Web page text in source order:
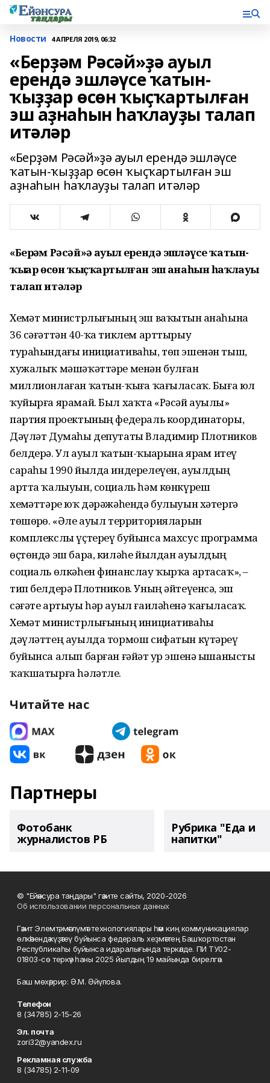
Новости 4 АПРЕЛЯ 2019, 06:32
«Берҙәм Рәсәй»ҙә ауыл
ерендә эшләүсе ҡатын-
ҡыҙҙар өсөн ҡыҫҡартылған
эш аҙнаһын һаҡлауҙы талап
итәләр
«Берҙәм Рәсәй»ҙә ауыл ерендә эшләүсе
ҡатын-ҡыҙҙар өсөн ҡыҫҡартылған эш
аҙнаһын һаҡлауҙы талап итәләр
«Берҙәм Рәсәй»ҙә ауыл ерендә эшләүсе ҡатын-
ҡыҙҙар өсөн ҡыҫҡартылған эш аҙнаһын һаҡлауҙы
талап итәләр
Хеҙмәт министрлығының эш ваҡытын аҙнаһына
36 сәғәттән 40-ҡа тиклем арттырыу
тураһындағы инициативаһы, төп эшенән тыш,
хужалыҡ мәшәҡәттәре менән булған
миллионлаған ҡатын-ҡыҙға ҡағыласаҡ. Быға юл
ҡуйырға ярамай. Был хаҡта «Рәсәй ауылы»
партия проектының федераль координаторы,
Дәүләт Думаһы депутаты Владимир Плотников
белдерә. Ул ауыл ҡатын-ҡыҙҙарына ярҙам итеү
сараһы 1990 йылда индерелеүен, ауылдың
артта ҡалыуын, социаль һәм көнкүреш
хеҙмәттәре юҡ дәрәжәһендә булыуын хәтергә
төшөрҙө. «Әле ауыл территорияларын
комплекслы үҫтереү буйынса махсус программа
өҫтөндә эш бара, киләһе йылдан ауылдың
социаль өлкәһен финанслау ҡырҡа артасаҡ», –
тип белдерә Плотников. Уның әйтеүенсә, эш
сәғәте артыуы һәр ауыл ғаиләһенә ҡағыласаҡ.
Хеҙмәт министрлығының инициативаһы
дәүләттең ауылда тормош сифатын күтәреү
буйынса алып барған ғәйәт ҙур эшенә ышанысты
ҡаҡшатырға һәләтле.
Читайте нас
Партнеры
Фотобанк
журналистов РБ
Рубрика "Еда и
напитки"
© "Ейәнсура таңдары" гәзите сайты, 2020-2026
Об использовании персональных данных
Гәзит Элемтә, мәғлүмәт технологиялары һәм киң коммуникациялар
өлкәһендә күҙәтеү буйынса федераль хеҙмәттең Башҡортостан
Республикаһы буйынса идаралығында теркәлде. ПИ ТУ02-
01803-сө теркәү һаны 2025 йылдың 19 майында бирелгән.
Баш мөхәррир: Ә.М. Әйүпова.
Телефон
8 (34785) 2-15-26
Эл. почта
zori32@yandex.ru
Рекламная служба
8 (34785) 2-11-09